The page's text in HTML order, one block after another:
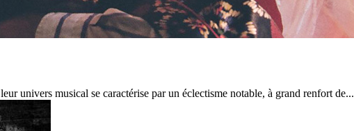
univers musical se caractérise par un éclectisme notable, à grand renfort de...